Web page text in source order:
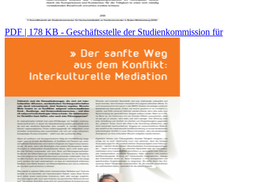
PDF | 178 KB - Geschäftsstelle der Studienkommission für